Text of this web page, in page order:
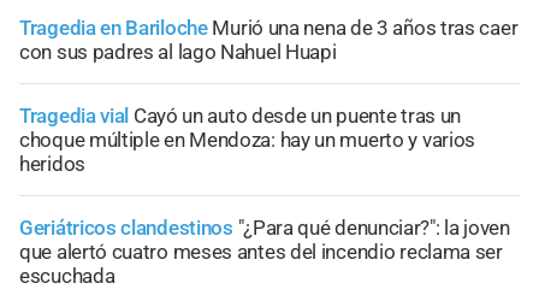
Tragedia en Bariloche Murió una nena de 3 años tras caer
con sus padres al lago Nahuel Huapi
Tragedia vial Cayó un auto desde un puente tras un
choque múltiple en Mendoza: hay un muerto y varios
heridos
Geriátricos clandestinos "¿Para qué denunciar?": la joven
que alertó cuatro meses antes del incendio reclama ser
escuchada